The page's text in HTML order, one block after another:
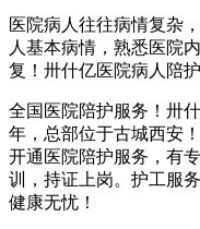
医院病人往往病情复杂
人基本病情，熟悉医院
复！卅什亿医院病人陪
全国医院陪护服务！卅
年，总部位于古城西安
开通医院陪护服务，有
训，持证上岗。护工服
健康无忧！